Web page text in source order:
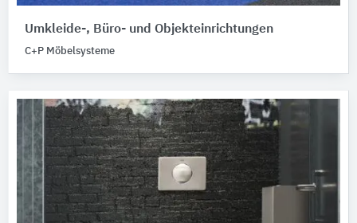
Umkleide-, Büro- und Objekteinrichtungen
C+P Möbelsysteme